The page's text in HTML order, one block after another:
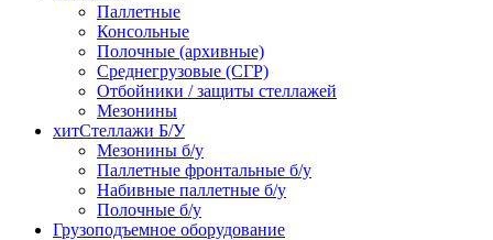
Паллетные
Консольные
Полочные (архивные)
Среднегрузовые (СГР)
Отбойники / защиты стеллажей
Мезонины
хитСтеллажи Б/У
Мезонины б/у
Паллетные фронтальные б/у
Набивные паллетные б/у
Полочные б/у
Грузоподъемное оборудование